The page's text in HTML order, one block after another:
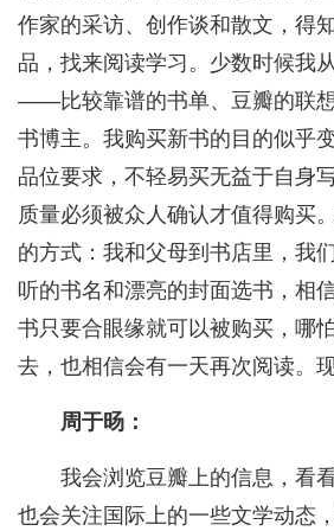
作家的采访、创作谈和散文，得
品，找来阅读学习。少数时候我
——比较靠谱的书单、豆瓣的联
书博主。我购买新书的目的似乎
品位要求，不轻易买无益于自身
质量必须被众人确认才值得购买
的方式：我和父母到书店里，我
听的书名和漂亮的封面选书，相
书只要合眼缘就可以被购买，哪
去，也相信会有一天再次阅读。
周于旸：
我会浏览豆瓣上的信息，看
也会关注国际上的一些文学动态